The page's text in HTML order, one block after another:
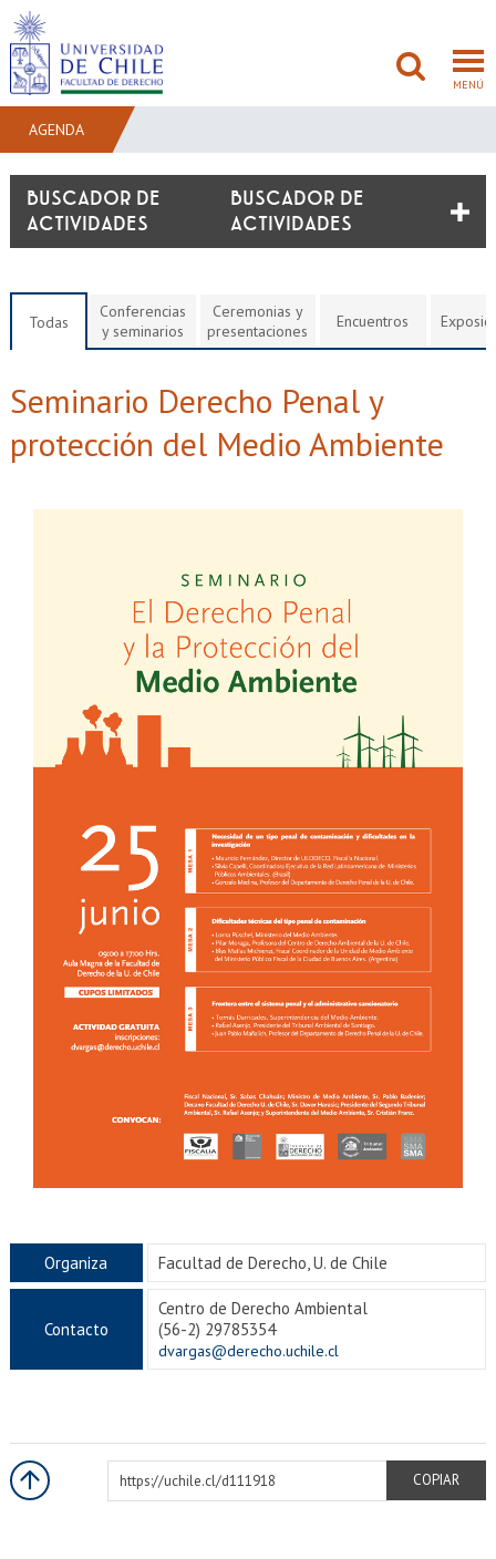
MENÚ
FACULTAD
PREGRADO
ADMISIÓN
INVESTIGACIÓN
BIBLIOTECAS
Egresados Funcionarios
AGENDA
BUSCADOR DE
ACTIVIDADES
Todas
Conferencias
y seminarios
Ceremonias y
presentaciones
Encuentros
Seminario Derecho Penal y
protección del Medio Ambiente
Organiza Facultad de Derecho, U. de Chile
Contacto
Centro de Derecho Ambiental
(56-2) 29785354
dvargas@derecho.uchile.cl
https://uchile.cl/d111918
COPIAR